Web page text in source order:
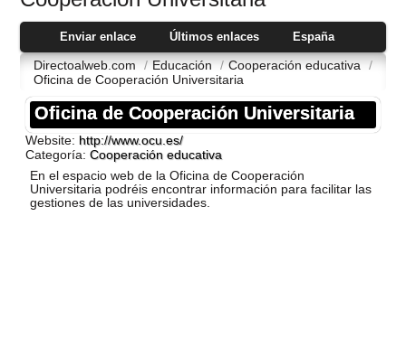
Enviar enlace Últimos enlaces España
Directoalweb.com / Educación / Cooperación educativa /
Oficina de Cooperación Universitaria
Oficina de Cooperación Universitaria
Website: http://www.ocu.es/
Categoría:Cooperación educativa
En el espacio web de la Oficina de Cooperación
Universitaria podréis encontrar información para facilitar las
gestiones de las universidades.